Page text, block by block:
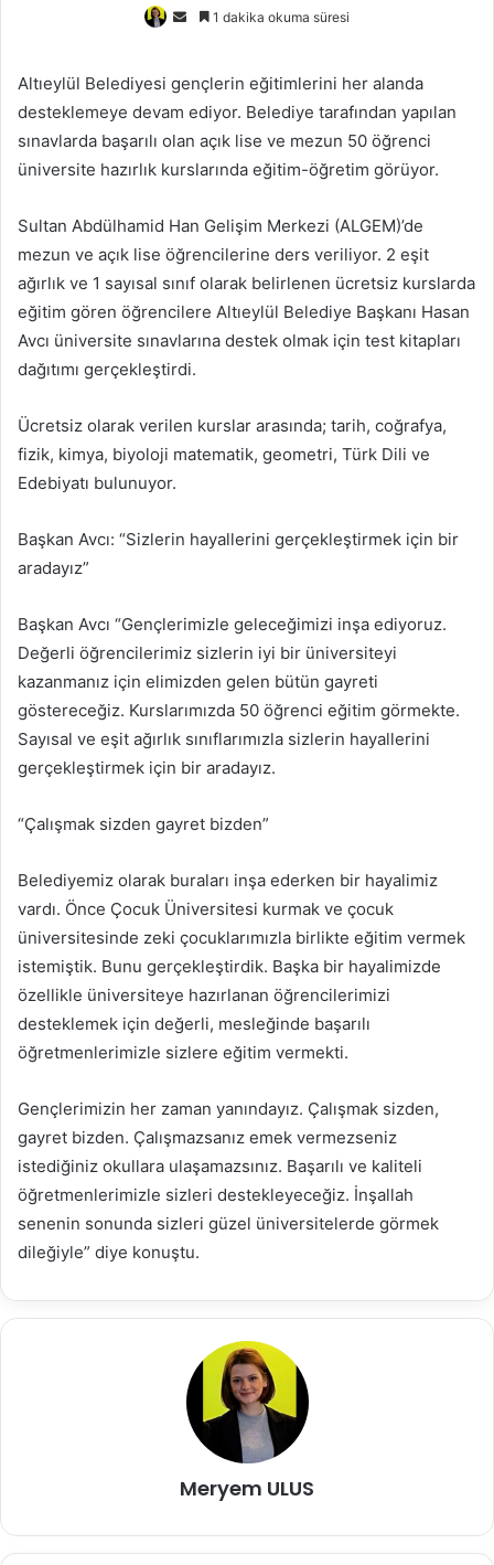
Bir
göndermek
1 dakika okuma süresi
Altıeylül Belediyesi gençlerin eğitimlerini her alanda
desteklemeye devam ediyor. Belediye tarafından yapılan
sınavlarda başarılı olan açık lise ve mezun 50 öğrenci
üniversite hazırlık kurslarında eğitim-öğretim görüyor.
Sultan Abdülhamid Han Gelişim Merkezi (ALGEM)’de
mezun ve açık lise öğrencilerine ders veriliyor. 2 eşit
ağırlık ve 1 sayısal sınıf olarak belirlenen ücretsiz kurslarda
eğitim gören öğrencilere Altıeylül Belediye Başkanı Hasan
Avcı üniversite sınavlarına destek olmak için test kitapları
dağıtımı gerçekleştirdi.
Ücretsiz olarak verilen kurslar arasında; tarih, coğrafya,
fizik, kimya, biyoloji matematik, geometri, Türk Dili ve
Edebiyatı bulunuyor.
Başkan Avcı: “Sizlerin hayallerini gerçekleştirmek için bir
aradayız”
Başkan Avcı “Gençlerimizle geleceğimizi inşa ediyoruz.
Değerli öğrencilerimiz sizlerin iyi bir üniversiteyi
kazanmanız için elimizden gelen bütün gayreti
göstereceğiz. Kurslarımızda 50 öğrenci eğitim görmekte.
Sayısal ve eşit ağırlık sınıflarımızla sizlerin hayallerini
gerçekleştirmek için bir aradayız.
“Çalışmak sizden gayret bizden”
Belediyemiz olarak buraları inşa ederken bir hayalimiz
vardı. Önce Çocuk Üniversitesi kurmak ve çocuk
üniversitesinde zeki çocuklarımızla birlikte eğitim vermek
istemiştik. Bunu gerçekleştirdik. Başka bir hayalimizde
özellikle üniversiteye hazırlanan öğrencilerimizi
desteklemek için değerli, mesleğinde başarılı
öğretmenlerimizle sizlere eğitim vermekti.
Gençlerimizin her zaman yanındayız. Çalışmak sizden,
gayret bizden. Çalışmazsanız emek vermezseniz
istediğiniz okullara ulaşamazsınız. Başarılı ve kaliteli
öğretmenlerimizle sizleri destekleyeceğiz. İnşallah
senenin sonunda sizleri güzel üniversitelerde görmek
dileğiyle” diye konuştu.
Meryem ULUS